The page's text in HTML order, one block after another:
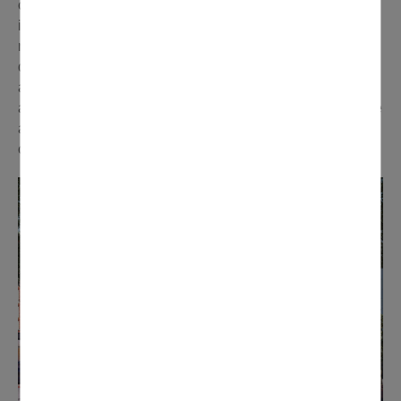
chaussée et des voiries extérieures complètera ces
investissements. À noter également la rénovation et la
nouvelle configuration des commerces en pied
d'immeuble situés en bordure de la rue de la Gare. « Les
arcades seront supprimées, ce qui permettra un
alignement des vitrines le long des trottoirs, en cohérence
avec les nouveaux immeubles du Cœur de ville », ont
confirmé les architectes du programme.